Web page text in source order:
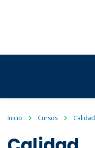
Inicio Cursos Calidad